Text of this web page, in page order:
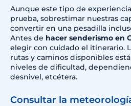
Aunque este tipo de
prueba, sobrestimar nuestras
convertir en una pesadilla
Antes de hacer senderismo en
elegir con cuidado el itinerario.
rutas y caminos disponibles
niveles de dificultad,
desnivel, etcétera.
Consultar la